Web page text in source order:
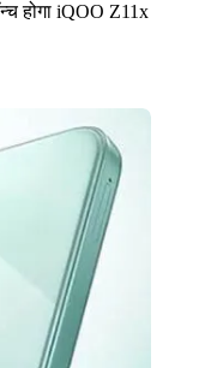
होगा iQOO Z11x